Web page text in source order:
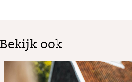
Bekijk ook